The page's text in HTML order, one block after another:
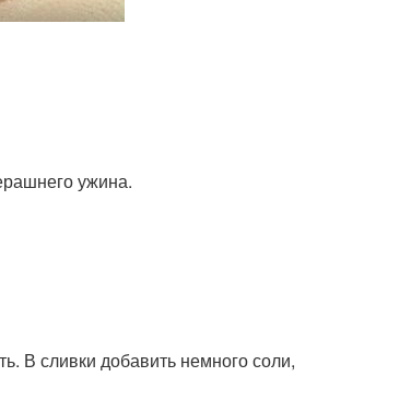
ужина.
В сливки добавить немного соли,